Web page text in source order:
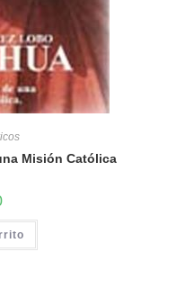
Misión Católica